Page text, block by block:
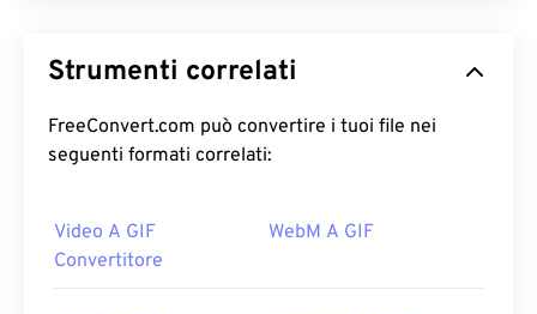
Strumenti correlati
FreeConvert.com può convertire i tuoi file nei
seguenti formati correlati:
Video A GIF
Convertitore
WebM A GIF